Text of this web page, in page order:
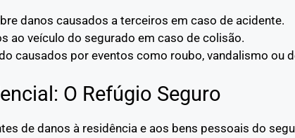
danos causados a terceiros em caso de acidente.
ao veículo do segurado em caso de colisão.
causados por eventos como roubo, vandalismo ou
O Refúgio Seguro
de danos à residência e aos bens pessoais do